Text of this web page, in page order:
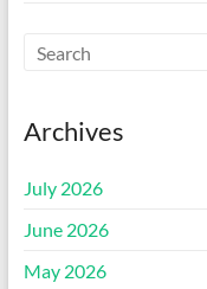
Archives
July 2026
June 2026
May 2026